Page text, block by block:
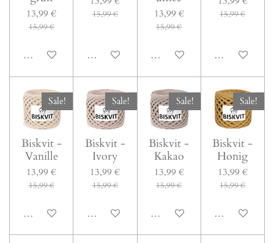
13,99 €
15,99 €
In den Warenkorb
15,99 €
In den Warenkorb
13,99 €
15,99 €
In den Warenkorb
15,99 €
In den
Sale!
Biskvit -
Vanille
13,99 €
15,99 €
In den Warenkorb
Sale!
Biskvit -
Ivory
13,99 €
15,99 €
In den Warenkorb
Sale!
Biskvit -
Kakao
13,99 €
15,99 €
In den Warenkorb
Sale!
Biskvit -
Honig
13,99 €
15,99 €
In den